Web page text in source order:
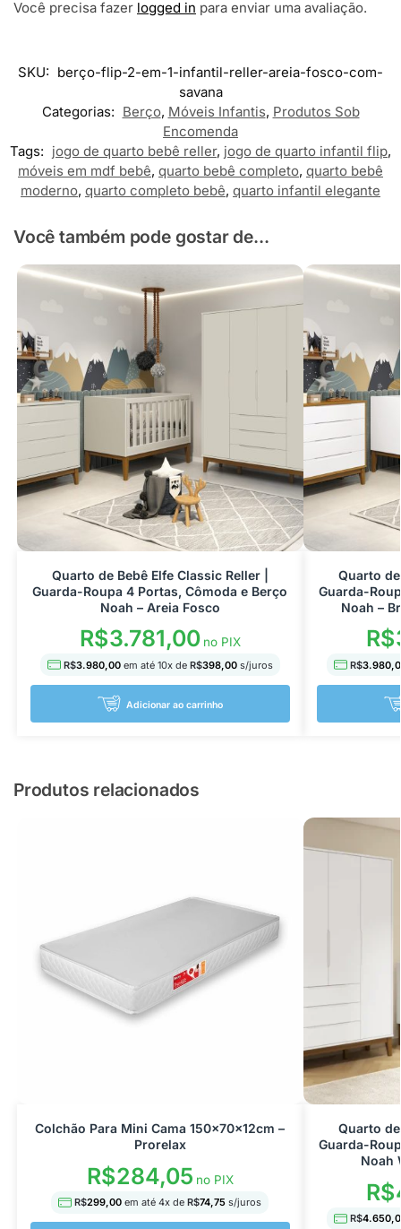
Você precisa fazer logged in para enviar uma avaliação.
SKU: berço-flip-2-em-1-infantil-reller-areia-fosco-com-
savana
Categorias: Berço, Móveis Infantis, Produtos Sob
Encomenda
Tags: jogo de quarto bebê reller, jogo de quarto infantil flip,
móveis em mdf bebê, quarto bebê completo, quarto bebê
moderno, quarto completo bebê, quarto infantil elegante
Você também pode gostar de...
Quarto de Bebê Elfe Classic Reller |
Guarda-Roupa 4 Portas, Cômoda e Berço
Noah – Areia Fosco
R$3.781,00no PIX
R$3.980,00 em até 10x de R$398,00s/juros
Adicionar ao carrinho
Quarto
Guarda-
Noah –
R$
R$
Produtos relacionados
Colchão Para Mini Cama 150x70x12cm –
Prorelax
R$284,05no PIX
R$299,00 em até4x deR$74,75 s/juros
Quarto
Guarda-
Noah
R$
R$